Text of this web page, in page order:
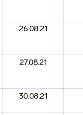
26.08.21
27.08.21
30.08.21